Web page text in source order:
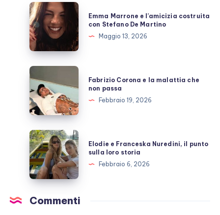
allo
scoperto
Emma
Marrone
e
l’amicizia
costruita
con
Stefano
De
Martino
Emma Marrone e l’amicizia costruita
con Stefano De Martino
Maggio 13, 2026
Fabrizio
Corona
e
la
malattia
che
non
passa
Fabrizio Corona e la malattia che
non passa
Febbraio 19, 2026
Elodie
e
Franceska
Nuredini,
punto
Elodie e Franceska Nuredini, il punto
sulla loro storia
Febbraio 6, 2026
Commenti